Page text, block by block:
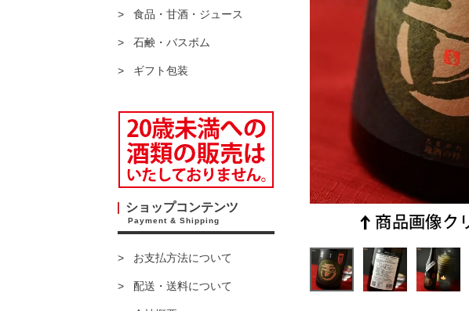
食品・甘酒・ジュース
石鹸・バスボム
ギフト包装
ショップコンテンツ
Payment & Shipping
お支払方法について
配送・送料について